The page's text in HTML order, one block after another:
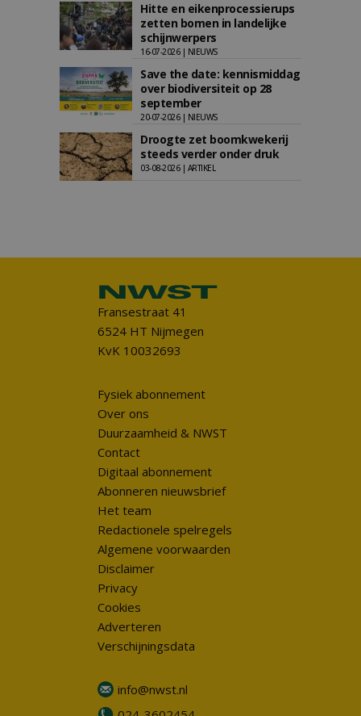
Hitte en eikenprocessierups
zetten bomen in landelijke
schijnwerpers
16-07-2026 | NIEUWS
Save the date: kennismiddag
over biodiversiteit op 28
september
20-07-2026 | NIEUWS
Droogte zet boomkwekerij
steeds verder onder druk
03-08-2026 | ARTIKEL
Fransestraat 41
6524 HT Nijmegen
KvK 10032693
Fysiek abonnement
Over ons
Duurzaamheid & NWST
Contact
Digitaal abonnement
Abonneren nieuwsbrief
Het team
Redactionele spelregels
Algemene voorwaarden
Disclaimer
Privacy
Cookies
Adverteren
Verschijningsdata
info@nwst.nl